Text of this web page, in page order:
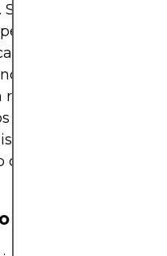
de rápido
la
para inversores
atractivas
de baja, cuando las
Comprender
de inversión le